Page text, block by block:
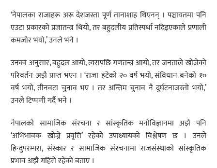
‘नेपालका राजाहरू अरू देशजस्ता पूर्ण तानाशाह थिएनन् । पञ्चायतमा पनि
एउटा प्रकारको प्रजातन्त्र थियो, तर बहुदलीय प्रतिस्पर्धा नदिइएकाले प्रणाली
कमजोर भयो,’ उनले भने ।
उनका अनुसार, बहुदल आयो, त्यसपछि गणतन्त्र आयो, तर जनताले खोजेको
परिवर्तन अझै प्राप्त भएन । ‘राजा हटेको २० वर्ष भयो, संविधान बनेको १०
वर्ष भयो, तीनवटा चुनाव भए । तर अन्तिम चुनाव नै दुर्घटनाजस्तो भयो,’
उनले टिप्पणी गर्दै भने ।
नेपालको सामाजिक संरचना र सांस्कृतिक मनोविज्ञानमा अझै पनि
‘अभिभावक खोज्ने प्रवृत्ति’ रहेको उपाध्यायको विश्लेषण छ । उनले
हिन्दुपरम्परा, संस्कार र सामाजिक संरचनामा राजसंस्थाको सांस्कृतिक
प्रभाव अझै गहिरो रहेको बताए ।